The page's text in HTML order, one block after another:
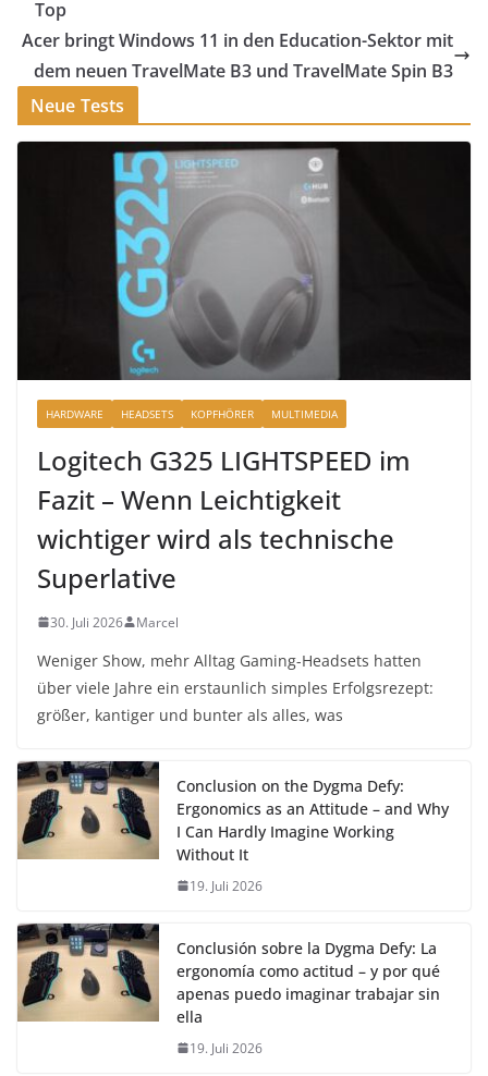
Top
Acer bringt Windows 11 in den Education-Sektor mit
dem neuen TravelMate B3 und TravelMate Spin B3
Neue Tests
HARDWARE HEADSETS KOPFHÖRER MULTIMEDIA
Logitech G325 LIGHTSPEED im
Fazit – Wenn Leichtigkeit
wichtiger wird als technische
Superlative
30. Juli 2026 Marcel
Weniger Show, mehr Alltag Gaming-Headsets hatten
über viele Jahre ein erstaunlich simples Erfolgsrezept:
größer, kantiger und bunter als alles, was
Conclusion on the Dygma Defy:
Ergonomics as an Attitude – and Why
I Can Hardly Imagine Working
Without It
19. Juli 2026
Conclusión sobre la Dygma Defy: La
ergonomía como actitud – y por qué
apenas puedo imaginar trabajar sin
ella
19. Juli 2026